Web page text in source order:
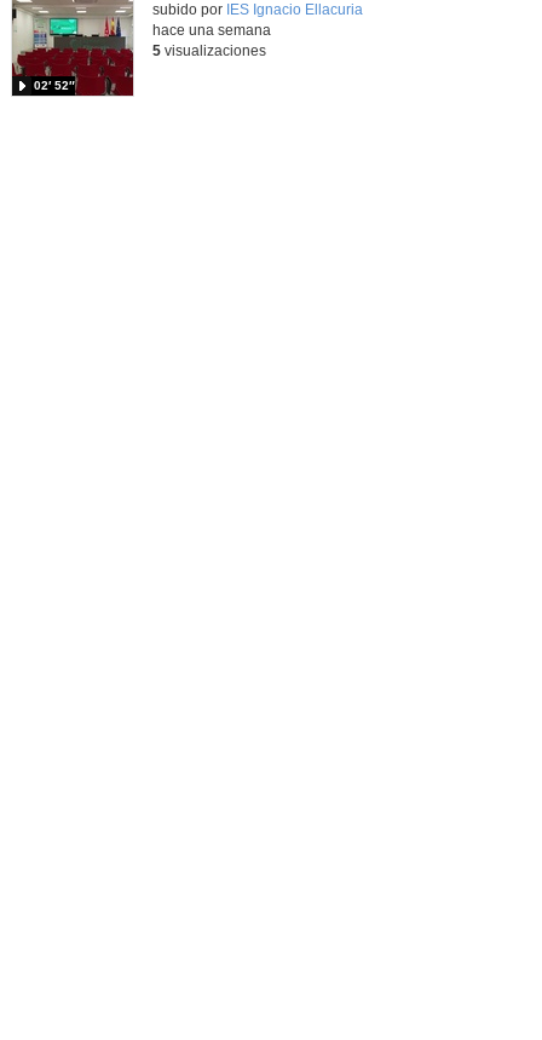
Contenido educativo.
subido por IES Ignacio Ellacuria
02′ 52″
hace una semana
5visualizaciones